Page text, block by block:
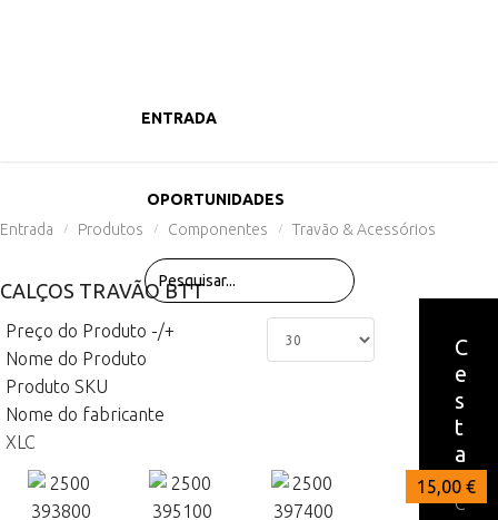
ENTRADA
OPORTUNIDADES
Entrada
/ Produtos / Componentes / Travão & Acessórios
CALÇOS TRAVÃO BTT
Preço do Produto -/+
Nome do Produto
Produto SKU
Nome do fabricante
XLC
15,00 €
15,00 €
15,00 €
C
e
s
t
a
C